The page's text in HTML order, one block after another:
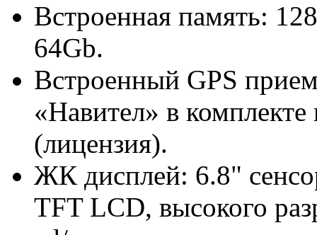
Встроенная память:
64Gb.
Встроенный GPS
«Навител» в
(лицензия).
ЖК дисплей: 6.8"
TFT LCD, высокого